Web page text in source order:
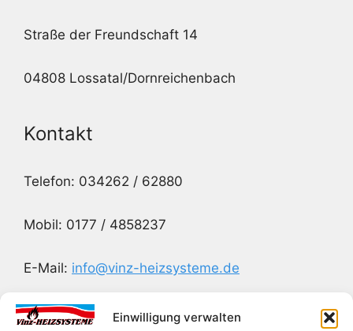
Einwilligung verwalten
Straße der Freundschaft 14
04808 Lossatal/Dornreichenbach
Kontakt
Telefon: 034262 / 62880
Mobil: 0177 / 4858237
E-Mail: info@vinz-heizsysteme.de
Rechtliches